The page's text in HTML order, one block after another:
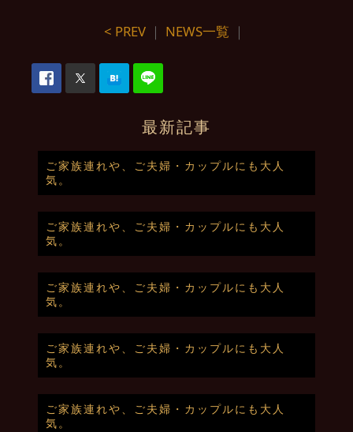
< PREV ｜ NEWS一覧 ｜
最新記事
ご家族連れや、ご夫婦・カップルにも大人
気。
ご家族連れや、ご夫婦・カップルにも大人
気。
ご家族連れや、ご夫婦・カップルにも大人
気。
ご家族連れや、ご夫婦・カップルにも大人
気。
ご家族連れや、ご夫婦・カップルにも大人
気。